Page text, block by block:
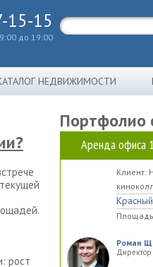
15-15
до 19:00
НЕДВИЖИМОСТИ
рост
Портфолио
Аренда офиса
Клиент:
Площадь
Роман
Директор